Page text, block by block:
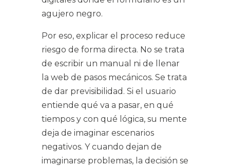
agujero negro.
Por eso, explicar el proceso reduce
riesgo de forma directa. No se trata
de escribir un manual ni de llenar
la web de pasos mecánicos. Se trata
de dar previsibilidad. Si el usuario
entiende qué va a pasar, en qué
tiempos y con qué lógica, su mente
deja de imaginar escenarios
negativos. Y cuando dejan de
imaginarse problemas, la decisión se